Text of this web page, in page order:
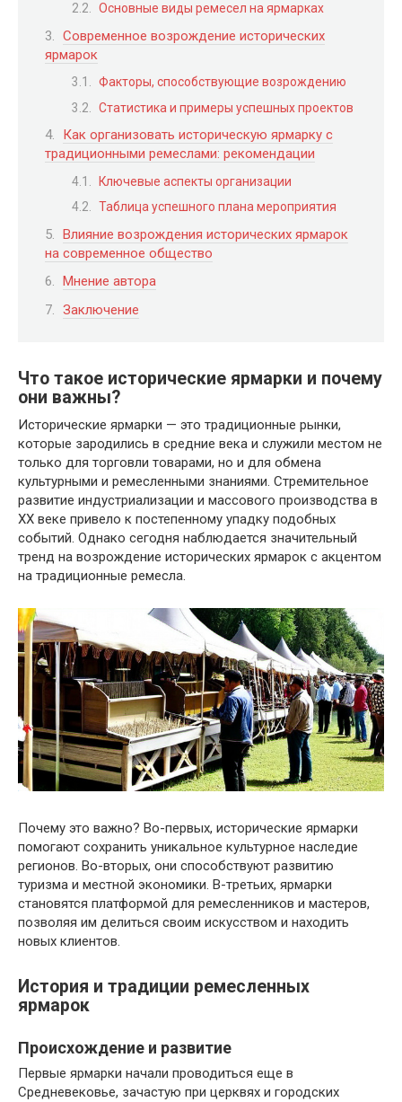
Основные виды ремесел на ярмарках
Современное возрождение исторических
ярмарок
Факторы, способствующие возрождению
Статистика и примеры успешных проектов
Как организовать историческую ярмарку с
традиционными ремеслами: рекомендации
Ключевые аспекты организации
Таблица успешного плана мероприятия
Влияние возрождения исторических ярмарок
на современное общество
Мнение автора
Заключение
Что такое исторические ярмарки и почему
они важны?
Исторические ярмарки — это традиционные рынки,
которые зародились в средние века и служили местом не
только для торговли товарами, но и для обмена
культурными и ремесленными знаниями. Стремительное
развитие индустриализации и массового производства в
XX веке привело к постепенному упадку подобных
событий. Однако сегодня наблюдается значительный
тренд на возрождение исторических ярмарок с акцентом
на традиционные ремесла.
Почему это важно? Во-первых, исторические ярмарки
помогают сохранить уникальное культурное наследие
регионов. Во-вторых, они способствуют развитию
туризма и местной экономики. В-третьих, ярмарки
становятся платформой для ремесленников и мастеров,
позволяя им делиться своим искусством и находить
новых клиентов.
История и традиции ремесленных
ярмарок
Происхождение и развитие
Первые ярмарки начали проводиться еще в
Средневековье, зачастую при церквях и городских